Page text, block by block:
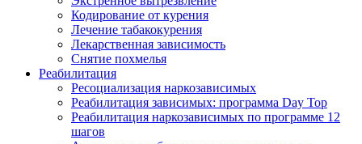
Кодирование от курения
Лечение табакокурения
Лекарственная зависимость
Снятие похмелья
Реабилитация
Ресоциализация наркозависимых
Реабилитация зависимых: программа Day Top
Реабилитация наркозависимых по программе 12
шагов